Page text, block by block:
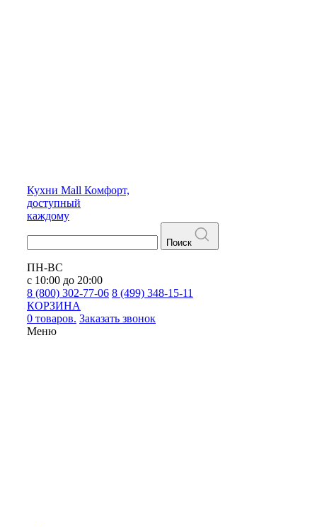
Кухни Mall Комфорт,
доступный
каждому
Поиск
ПН-ВС
с 10:00 до 20:00
8 (800) 302-77-06 8 (499) 348-15-11
КОРЗИНА
0 товаров. Заказать звонок
Меню